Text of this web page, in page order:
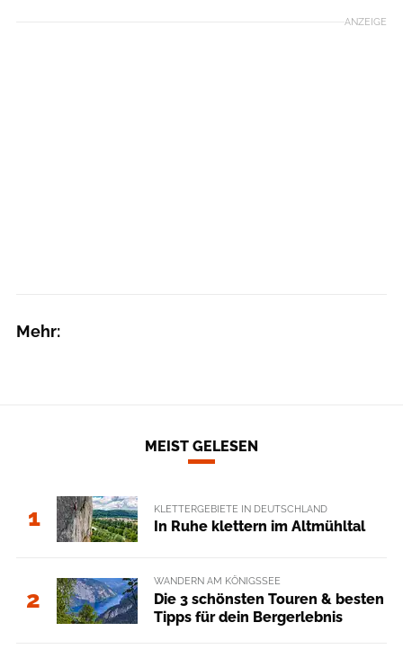
ANZEIGE
Mehr:
MEIST GELESEN
1 KLETTERGEBIETE IN DEUTSCHLAND
In Ruhe klettern im Altmühltal
2
WANDERN AM KÖNIGSSEE
Die 3 schönsten Touren & besten
Tipps für dein Bergerlebnis